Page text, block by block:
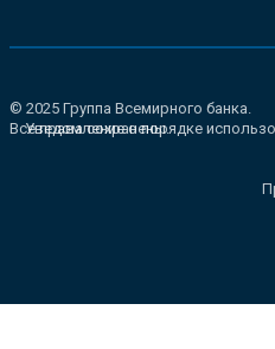
© 2025 Группа Всемирного банка.
Все права сохранены.
Уведомление о порядке